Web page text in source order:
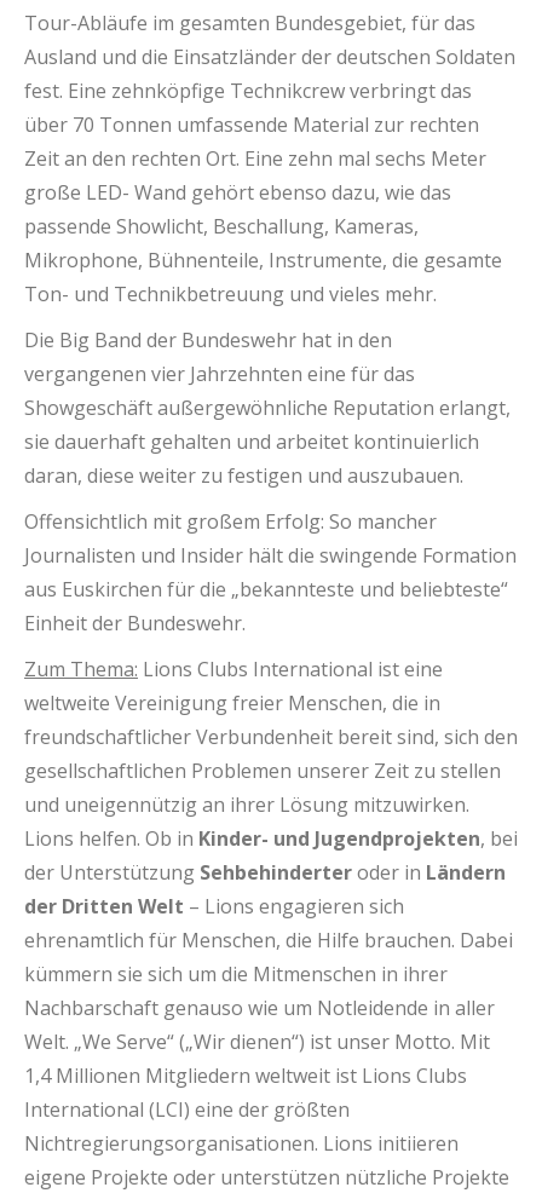
Tour-Abläufe im gesamten Bundesgebiet, für das
Ausland und die Einsatzländer der deutschen Soldaten
fest. Eine zehnköpfige Technikcrew verbringt das
über 70 Tonnen umfassende Material zur rechten
Zeit an den rechten Ort. Eine zehn mal sechs Meter
große LED- Wand gehört ebenso dazu, wie das
passende Showlicht, Beschallung, Kameras,
Mikrophone, Bühnenteile, Instrumente, die gesamte
Ton- und Technikbetreuung und vieles mehr.
Die Big Band der Bundeswehr hat in den
vergangenen vier Jahrzehnten eine für das
Showgeschäft außergewöhnliche Reputation erlangt,
sie dauerhaft gehalten und arbeitet kontinuierlich
daran, diese weiter zu festigen und auszubauen.
Offensichtlich mit großem Erfolg: So mancher
Journalisten und Insider hält die swingende Formation
aus Euskirchen für die „bekannteste und beliebteste“
Einheit der Bundeswehr.
Zum Thema: Lions Clubs International ist eine
weltweite Vereinigung freier Menschen, die in
freundschaftlicher Verbundenheit bereit sind, sich den
gesellschaftlichen Problemen unserer Zeit zu stellen
und uneigennützig an ihrer Lösung mitzuwirken.
Lions helfen. Ob in Kinder- und Jugendprojekten, bei
der Unterstützung Sehbehinderteroder in Ländern
der Dritten Welt – Lions engagieren sich
ehrenamtlich für Menschen, die Hilfe brauchen. Dabei
kümmern sie sich um die Mitmenschen in ihrer
Nachbarschaft genauso wie um Notleidende in aller
Welt. „We Serve“ („Wir dienen“) ist unser Motto. Mit
1,4 Millionen Mitgliedern weltweit ist Lions Clubs
International (LCI) eine der größten
Nichtregierungsorganisationen. Lions initiieren
eigene Projekte oder unterstützen nützliche Projekte